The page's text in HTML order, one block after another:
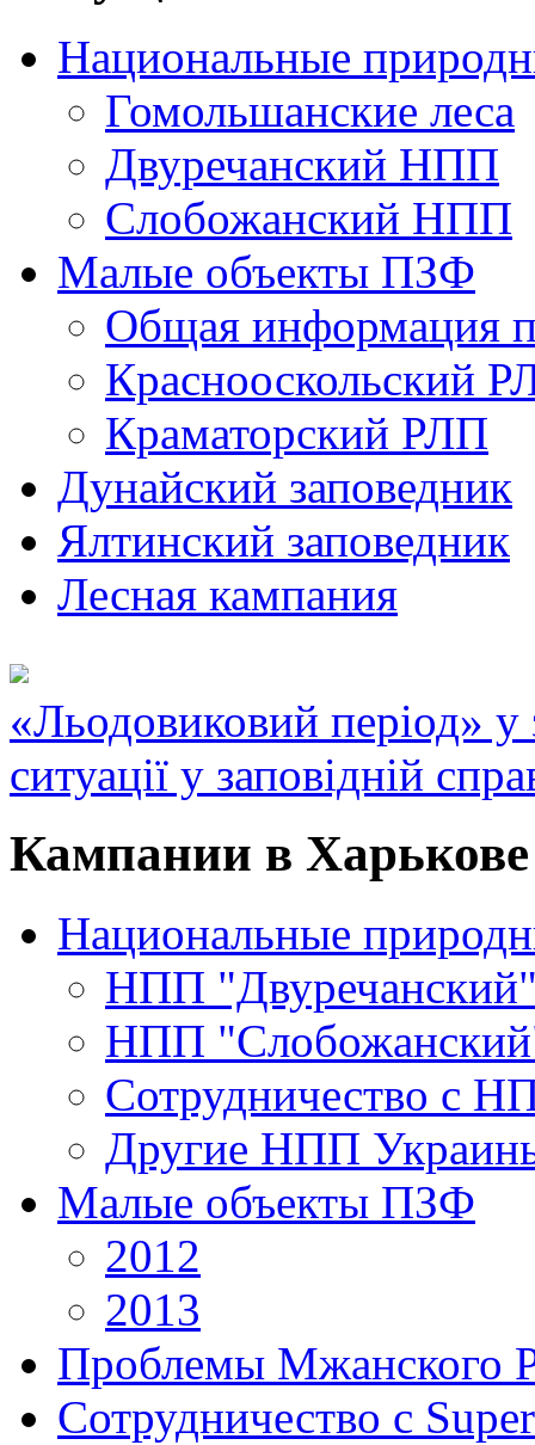
Национальные
Гомольшанские леса
Двуречанский НПП
Слобожанский НПП
Малые объекты ПЗФ
Общая информация
Краснооскольский
Краматорский РЛП
Дунайский заповедник
Ялтинский заповедник
Лесная кампания
«Льодовиковий період» у
ситуації у заповідній
Кампании в Харькове
Национальные
НПП
НПП
Сотрудничество с
Другие НПП
Малые объекты ПЗФ
2012
2013
Проблемы Мжанского
Сотрудничество с